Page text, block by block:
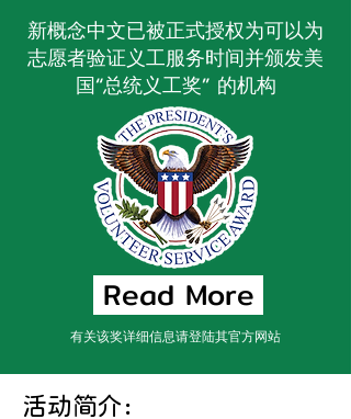
新概念中文已被正式授权为可以为
志愿者验证义工服务时间并颁发美
国“总统义工奖” 的机构
Read More
有关该奖详细信息请登陆其官方网站
活动简介：